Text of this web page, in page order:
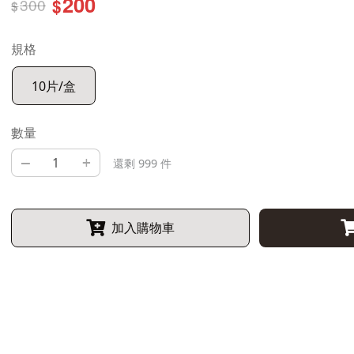
$300 $
規格
10片/盒
數量
– + 還剩 999 件
加入購物車